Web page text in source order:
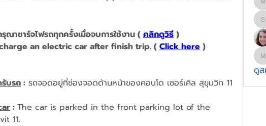
ณาชาร์จไฟรถทุกครั้งเมื่อจบการใช้งาน ( คลิกดูวิธี )
an electric car after finish trip. ( Click here )
รับรถ : รถจอดอยู่ที่ช่องจอดด้านหน้าของคอนโด เซอร์เคิล สุขุมวิท 11
: The car is parked in the front parking lot of the
11.
ดูส